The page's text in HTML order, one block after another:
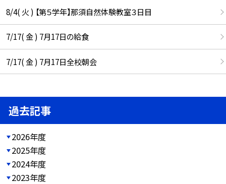
8/4( 火 ) 【第５学年】那須自然体験教室３日目
7/17( 金 ) 7月17日の給食
7/17( 金 ) 7月17日全校朝会
過去記事
2026年度
2025年度
2024年度
2023年度